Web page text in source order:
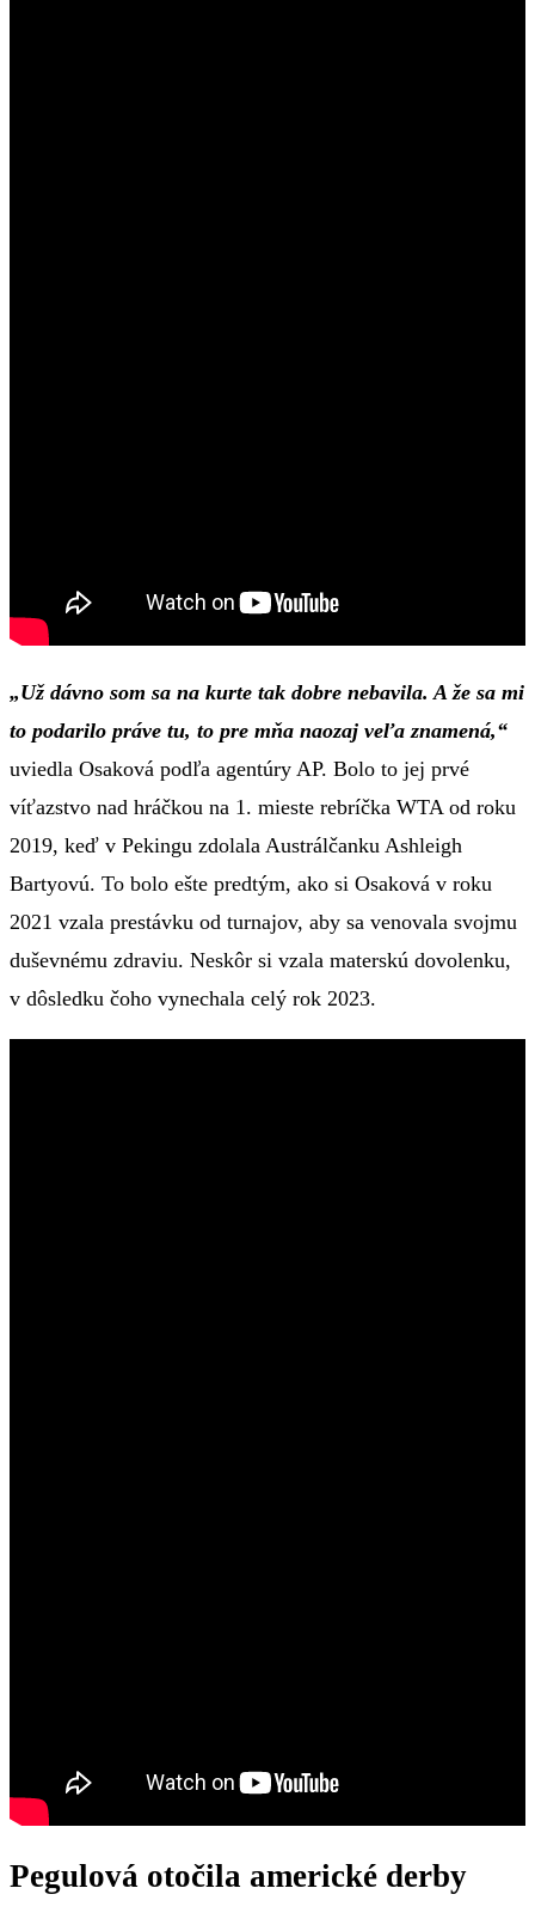
„Už dávno som sa na kurte tak dobre nebavila. A že sa mi
to podarilo práve tu, to pre mňa naozaj veľa znamená,“
uviedla Osaková podľa agentúry AP. Bolo to jej prvé
víťazstvo nad hráčkou na 1. mieste rebríčka WTA od roku
2019, keď v Pekingu zdolala Austrálčanku Ashleigh
Bartyovú. To bolo ešte predtým, ako si Osaková v roku
2021 vzala prestávku od turnajov, aby sa venovala svojmu
duševnému zdraviu. Neskôr si vzala materskú dovolenku,
v dôsledku čoho vynechala celý rok 2023.
Pegulová otočila americké derby